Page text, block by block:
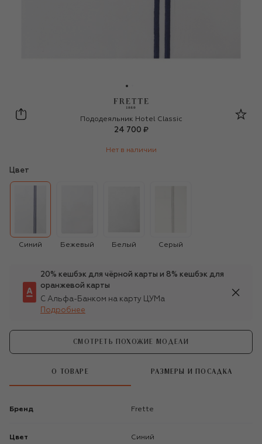
Frette
Пододеяльник Hotel Classic
24 700 ₽
Нет в наличии
Цвет
Синий Бежевый Белый Серый
20% кешбэк для чёрной карты и 8% кешбэк для
оранжевой карты
С Альфа-Банком на карту ЦУМа
Подробнее
СМОТРЕТЬ ПОХОЖИЕ МОДЕЛИ
О ТОВАРЕ РАЗМЕРЫ И ПОСАДКА
Бренд Frette
Цвет Синий